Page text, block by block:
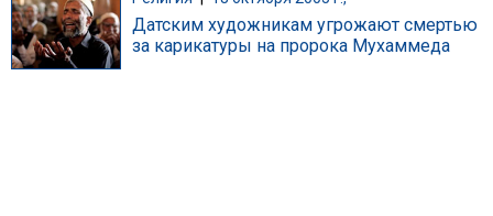
Датским художникам угрожают смертью
за карикатуры на пророка Мухаммеда